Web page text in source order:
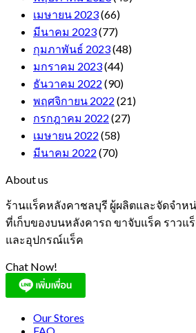
เมษายน 2023(66)
มีนาคม 2023(77)
กุมภาพันธ์ 2023(48)
มกราคม 2023(44)
ธันวาคม 2022 (90)
พฤศจิกายน 2022 (21)
กรกฎาคม 2022 (27)
เมษายน 2022 (58)
มีนาคม 2022 (70)
About us
ร้านแร็คหลังคาชลบุรี ผู้ผลิตและจัดจำห
ที่เก็บของบนหลังคารถ ขาจับแร็ค ราวแ
และอุปกรณ์แร็ค
Chat Now!
Our Stores